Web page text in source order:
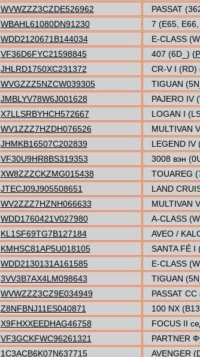
WVWZZZ3CZDE526962 PASSAT
WBAHL61080DN91230 7 (E65,
WDD2120671B144034 E-CLASS
VF36D6FYC21598845 407 (6D_) (
JHLRD1750XC231372 CR-V I (RD)
WVGZZZ5NZCW039305 TIGUAN
JMBLYV78W6J001628 PAJERO IV
X7LLSRBYHCH572667 LOGAN I
WV1ZZZ7HZDH076526 MULTIVAN
JHMKB16507C202839 LEGEND IV
VF30U9HR8BS319353 3008 вэн
XW8ZZZCKZMG015438 TOUAREG
JTECJ09J905508651 LAND
WV2ZZZ7HZNH066633 MULTIVAN
WDD1760421V027980 A-CLASS
KL1SF69TG7B127184 AVEO /
KMHSC81AP5U018105 SANTA FÉ I
WDD2130131A161585 E-CLASS
3VV3B7AX4LM098643 TIGUAN
WVWZZZ3CZ9E034949 PASSAT
Z8NFBNJ11ES040871 100 NX
X9FHXXEEDHAG46758 FOCUS II
VF3GCKFWC96261321 PARTNER
1C3ACB6K07N637715 AVENGER (